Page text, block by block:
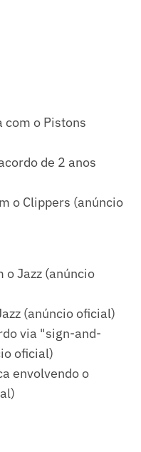
com o Pistons
de 2 anos
o Clippers (anúncio
o Jazz (anúncio
(anúncio oficial)
via "sign-and-
oficial)
envolvendo o